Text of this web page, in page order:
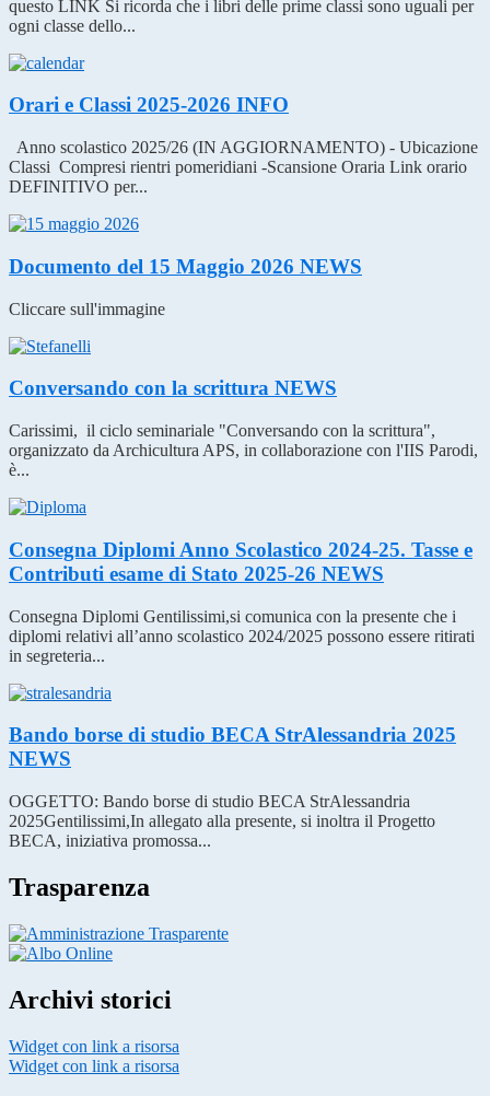
questo LINK Si ricorda che i libri delle prime classi sono uguali per
ogni classe dello...
Orari e Classi 2025-2026 INFO
Anno scolastico 2025/26 (IN AGGIORNAMENTO) - Ubicazione
Classi Compresi rientri pomeridiani -Scansione Oraria Link orario
DEFINITIVO per...
Documento del 15 Maggio 2026 NEWS
Cliccare sull'immagine
Conversando con la scrittura NEWS
Carissimi, il ciclo seminariale "Conversando con la scrittura",
organizzato da Archicultura APS, in collaborazione con l'IIS Parodi,
è...
Consegna Diplomi Anno Scolastico 2024-25. Tasse e
Contributi esame di Stato 2025-26 NEWS
Consegna Diplomi Gentilissimi,si comunica con la presente che i
diplomi relativi all’anno scolastico 2024/2025 possono essere ritirati
in segreteria...
Bando borse di studio BECA StrAlessandria 2025
NEWS
OGGETTO: Bando borse di studio BECA StrAlessandria
2025Gentilissimi,In allegato alla presente, si inoltra il Progetto
BECA, iniziativa promossa...
Trasparenza
Archivi storici
Widget con link a risorsa
Widget con link a risorsa